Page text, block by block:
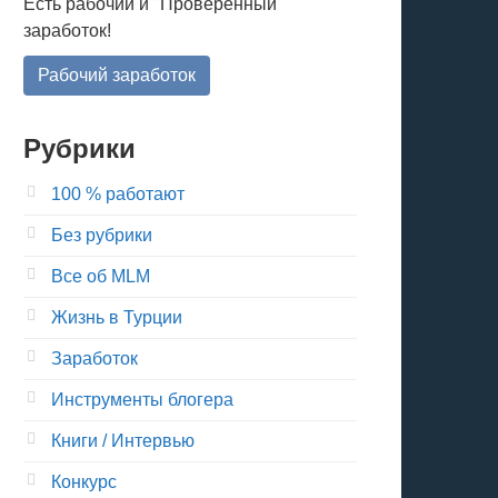
Есть рабочий и "Проверенный"
заработок!
Рабочий заработок
Рубрики
100 % работают
Без рубрики
Все об MLM
Жизнь в Турции
Заработок
Инструменты блогера
Книги / Интервью
Конкурс